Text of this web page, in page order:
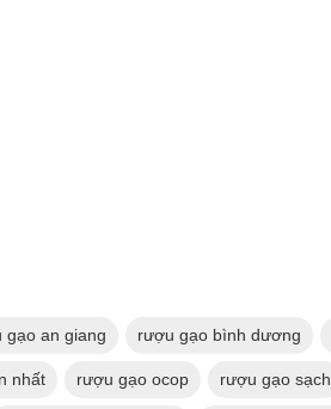
gạo an giang rượu gạo bình dương
nhất rượu gạo ocop rượu gạo sạch